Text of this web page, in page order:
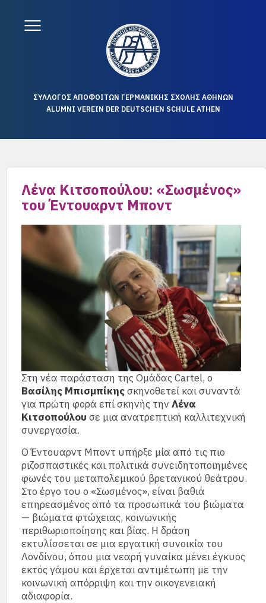
ΣΥΛΛΟΓΟΣ ΑΠΟΦΟΙΤΩΝ ΓΕΡΜΑΝΙΚΗΣ ΣΧΟΛΗΣ ΑΘΗΝΩΝ
ALUMNI VEREIN DER DEUTSCHEN SCHULE ATHEN
Λένα Κιτσοπούλου: «Σωσμένος»
του Έντουαρντ Μποντ
Στη νέα παράσταση της Ομάδας Cartel, ο
Βασίλης Μπισμπίκηςσκηνοθετεί και συναντά
για πρώτη φορά επί σκηνής την Λένα
Κιτσοπούλου σε μια ανατρεπτική καλλιτεχνική
συνεργασία.
Ο Έντουαρντ Μποντ υπήρξε μία από τις πιο
ριζοσπαστικές και πολιτικά συνειδητοποιημένες
φωνές του μεταπολεμικού βρετανικού θεάτρου.
Στο έργο του ο «Σωσμένος», είναι βαθιά
επηρεασμένος από τα προσωπικά του βιώματα
— βιώματα φτώχειας, κοινωνικής
περιθωριοποίησης και βίας. Η δράση
εκτυλίσσεται σε μια εργατική συνοικία του
Λονδίνου, όπου μια νεαρή γυναίκα μένει έγκυος
εκτός γάμου και έρχεται αντιμέτωπη με την
κοινωνική απόρριψη και την οικογενειακή
αδιαφορία.